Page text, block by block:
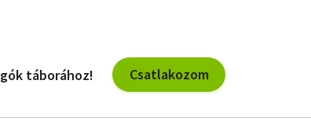
táborához! Csatlakozom